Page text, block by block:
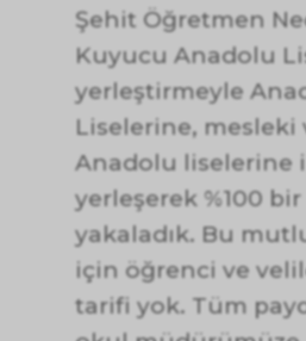
Şehit Öğretmen
Kuyucu Anadolu
yerleştirmeyle
Liselerine, mesleki
Anadolu liselerine
yerleşerek %100 bir
yakaladık. Bu
için öğrenci ve
tarifi yok. Tüm